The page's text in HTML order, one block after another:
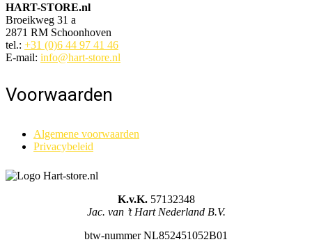
HART-STORE.nl
Broeikweg 31 a
2871 RM Schoonhoven
tel.: +31 (0)6 44 97 41 46
E-mail: info@hart-store.nl
Voorwaarden
Algemene voorwaarden
Privacybeleid
K.v.K.57132348
Jac. van ’t Hart Nederland B.V.
btw-nummer NL852451052B01